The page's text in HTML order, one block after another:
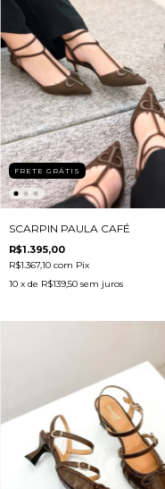
FRETE GRÁTIS
SCARPIN PAULA CAFÉ
R$1.395,00
R$1.367,10 com Pix
10 x de R$139,50 sem juros